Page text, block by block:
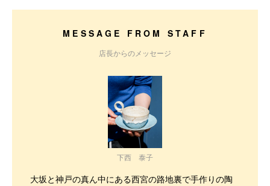
MESSAGE FROM STAFF
店長からのメッセージ
下西 泰子
大坂と神戸の真ん中にある西宮の路地裏で手作りの陶